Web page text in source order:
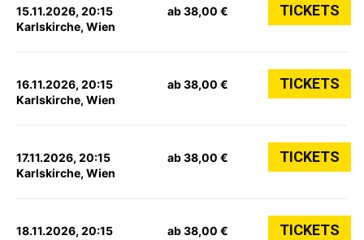
15.11.2026, 20:15
Karlskirche, Wien
ab 38,00 € TICKETS
16.11.2026, 20:15
Karlskirche, Wien
ab 38,00 € TICKETS
17.11.2026, 20:15
Karlskirche, Wien
ab 38,00 € TICKETS
18.11.2026, 20:15
ab 38,00 € TICKETS